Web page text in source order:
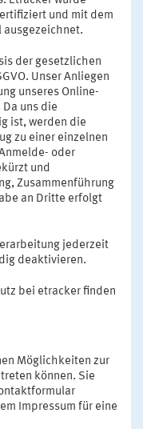
und mit dem
ausgezeichnet.
der gesetzlichen
Unser Anliegen
unseres Online-
uns die
ist, werden die
zu einer einzelnen
oder
und
Zusammenführung
an Dritte erfolgt
jederzeit
deaktivieren.
bei etracker finden
Möglichkeiten zur
können. Sie
Impressum für eine